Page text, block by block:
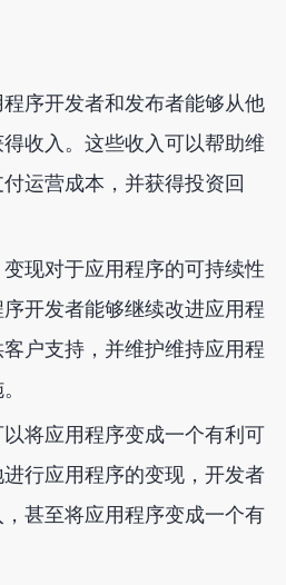
程序开发者和发布者能够从他
收入。这些收入可以帮助维
运营成本，并获得投资回
变现对于应用程序的可持续性
开发者能够继续改进应用程
户支持，并维护维持应用程
以将应用程序变成一个有利可
行应用程序的变现，开发者
甚至将应用程序变成一个有